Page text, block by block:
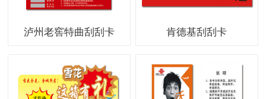
泸州老窖特曲刮刮卡 肯德基刮刮卡